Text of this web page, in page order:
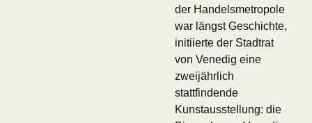
der Handelsmetropole
war längst Geschichte,
initiierte der Stadtrat
von Venedig eine
zweijährlich
stattfindende
Kunstausstellung: die